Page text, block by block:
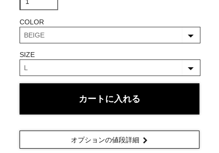
COLOR
SIZE
カートに入れる
オプションの値段詳細